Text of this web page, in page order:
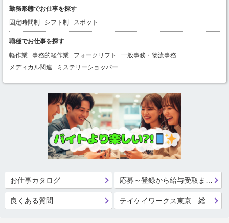
勤務形態でお仕事を探す
固定時間制
シフト制 スポット
職種でお仕事を探す
軽作業
事務的軽作業 フォークリフト
一般事務・物流事務
メディカル関連
ミステリーショッパー
お仕事カタログ
良くある質問 テイケイワークス東京 総合登録受付